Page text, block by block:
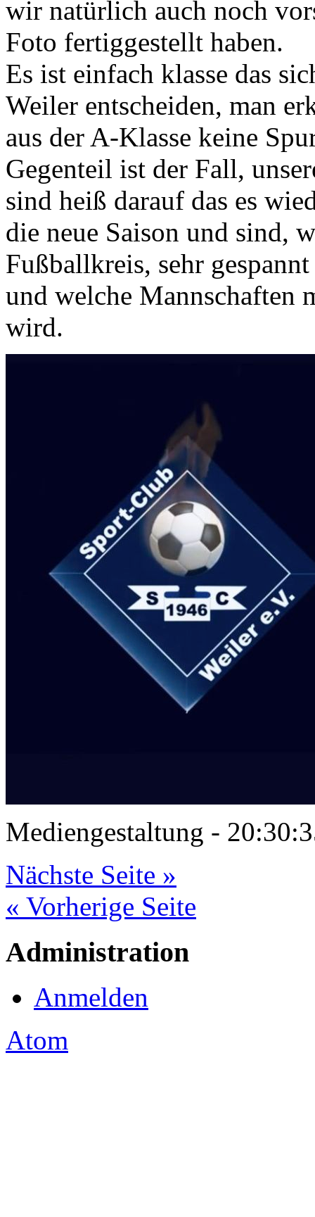
wir natürlich auch noch
Foto fertiggestellt haben.
Es ist einfach klasse das
Weiler entscheiden, man
aus der A-Klasse keine
Gegenteil ist der Fall,
sind heiß darauf das es
die neue Saison und sind,
Fußballkreis, sehr
und welche Mannschaften
wird.
Mediengestaltung -
Nächste Seite »
« Vorherige Seite
Administration
Anmelden
Atom